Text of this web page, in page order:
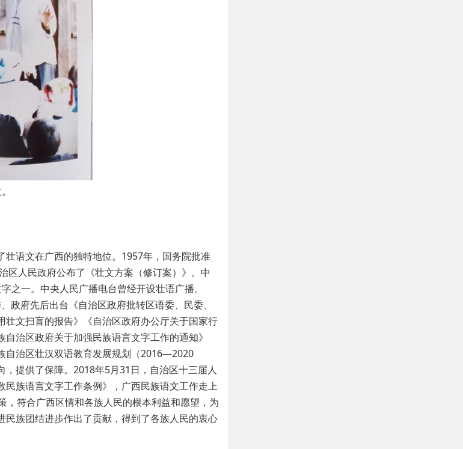
壮语文在广西的独特地位。1957年，国务院批准
区人民政府公布了《壮文方案（修订案）》。中
之一。中央人民广播电台曾经开设壮语广播。
政府先后出台《自治区政府批转区语委、民委、
文扫盲的报告》《自治区政府办公厅关于国家行
治区政府关于加强民族语言文字工作的通知》
自治区壮汉双语教育发展规划（2016—2020
提供了保障。2018年5月31日，自治区十三届人
族语言文字工作条例》，广西民族语文工作走上
符合广西区情和各族人民的根本利益和愿望，为
族团结进步作出了贡献，得到了各族人民的衷心